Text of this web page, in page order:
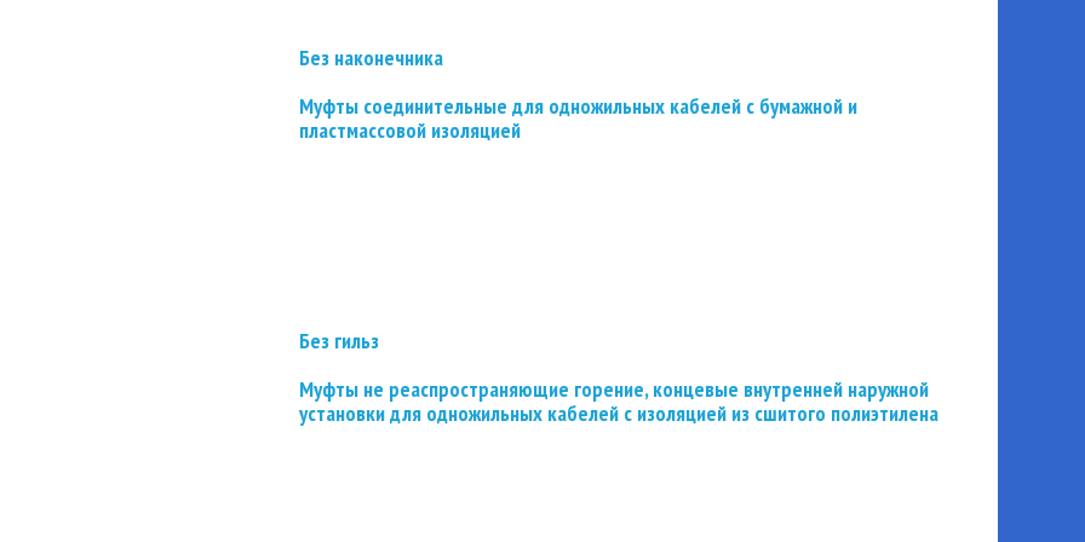
Без наконечника
Муфты соединительные для одножильных кабелей с бумажной и
пластмассовой изоляцией
Без гильз
Муфты не реаспространяющие горение, концевые внутренней наружной
установки для одножильных кабелей с изоляцией из сшитого полиэтилена